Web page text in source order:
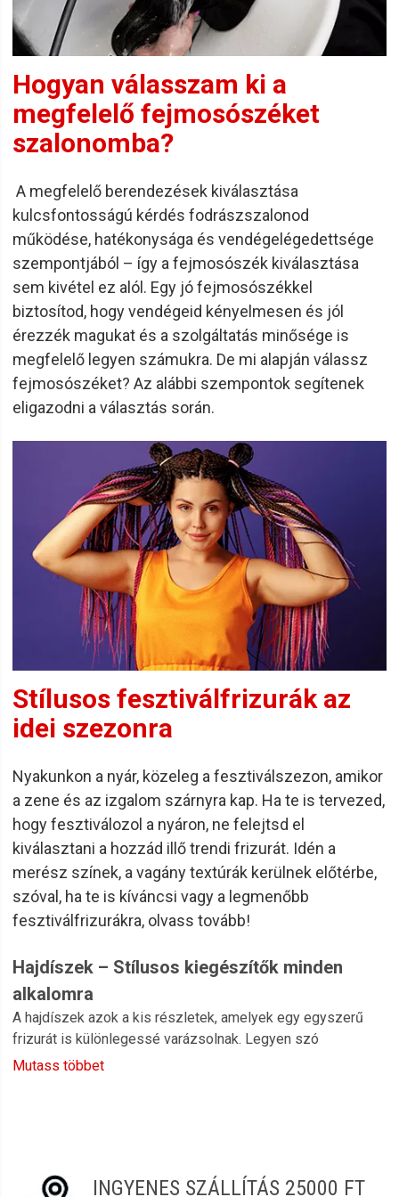
Hogyan válasszam ki a
megfelelő fejmosószéket
szalonomba?
A megfelelő berendezések kiválasztása
kulcsfontosságú kérdés fodrászszalonod
működése, hatékonysága és vendégelégedettsége
szempontjából – így a fejmosószék kiválasztása
sem kivétel ez alól. Egy jó fejmosószékkel
biztosítod, hogy vendégeid kényelmesen és jól
érezzék magukat és a szolgáltatás minősége is
megfelelő legyen számukra. De mi alapján válassz
fejmosószéket? Az alábbi szempontok segítenek
eligazodni a választás során.
Stílusos fesztiválfrizurák az
idei szezonra
Nyakunkon a nyár, közeleg a fesztiválszezon, amikor
a zene és az izgalom szárnyra kap. Ha te is tervezed,
hogy fesztiválozol a nyáron, ne felejtsd el
kiválasztani a hozzád illő trendi frizurát. Idén a
merész színek, a vagány textúrák kerülnek előtérbe,
szóval, ha te is kíváncsi vagy a legmenőbb
fesztiválfrizurákra, olvass tovább!
Hajdíszek – Stílusos kiegészítők minden
alkalomra
A hajdíszek azok a kis részletek, amelyek egy egyszerű
frizurát is különlegessé varázsolnak. Legyen szó
hétköznapi viseletről, ünnepi alkalomról vagy épp egy
színes változatokig.
Mutass többet
INGYENES SZÁLLÍTÁS 25000 FT